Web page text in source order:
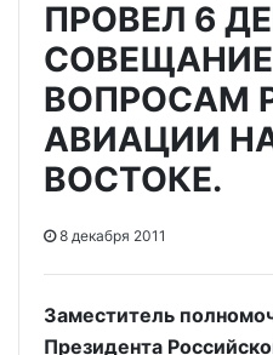
ПРОВЕЛ 6
ВОПРОСАМ
АВИАЦИИ
ВОСТОКЕ.
8 декабря 2011
Заместитель
Президента